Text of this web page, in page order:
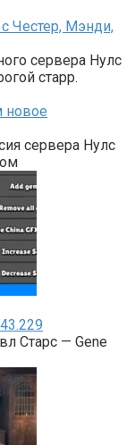
Честер, Мэнди,
сервера Нулс
старр.
новое
сервера Нулс
Старс — Gene